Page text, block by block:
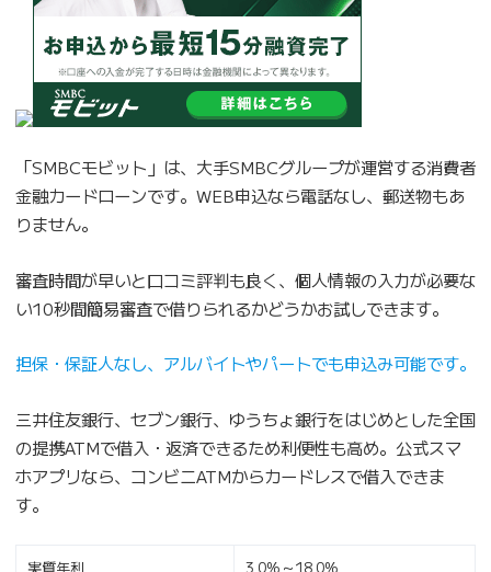
「SMBCモビット」は、大手SMBCグループが運営する消費者
金融カードローンです。WEB申込なら電話なし、郵送物もあ
りません。
審査時間が早いと口コミ評判も良く、個人情報の入力が必要な
い10秒間簡易審査で借りられるかどうかお試しできます。
担保・保証人なし、アルバイトやパートでも申込み可能です。
三井住友銀行、セブン銀行、ゆうちょ銀行をはじめとした全国
の提携ATMで借入・返済できるため利便性も高め。公式スマ
ホアプリなら、コンビニATMからカードレスで借入できま
す。
実質年利 3.0%～18.0%